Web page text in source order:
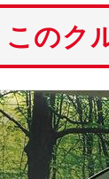
このク